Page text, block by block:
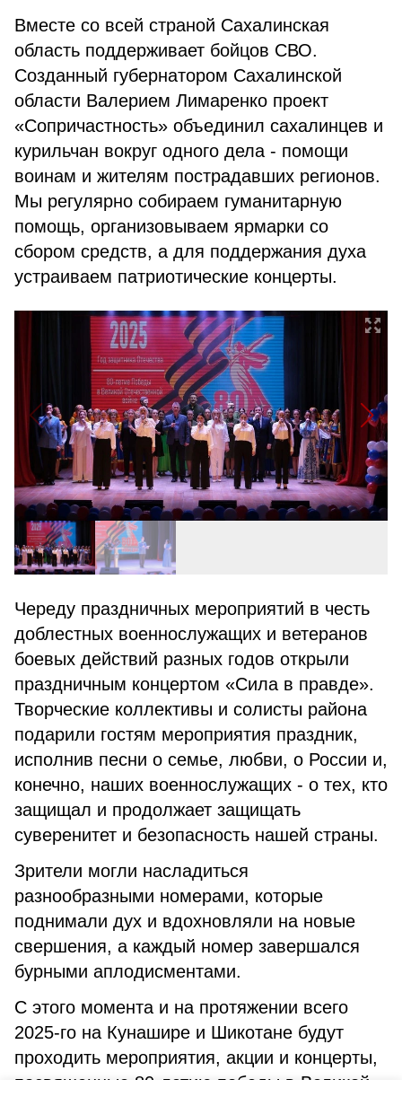
Вместе со всей страной Сахалинская
область поддерживает бойцов СВО.
Созданный губернатором Сахалинской
области Валерием Лимаренко проект
«Сопричастность» объединил сахалинцев и
курильчан вокруг одного дела - помощи
воинам и жителям пострадавших регионов.
Мы регулярно собираем гуманитарную
помощь, организовываем ярмарки со
сбором средств, а для поддержания духа
устраиваем патриотические концерты.
Череду праздничных мероприятий в честь
доблестных военнослужащих и ветеранов
боевых действий разных годов открыли
праздничным концертом «Сила в правде».
Творческие коллективы и солисты района
подарили гостям мероприятия праздник,
исполнив песни о семье, любви, о России и,
конечно, наших военнослужащих - о тех, кто
защищал и продолжает защищать
суверенитет и безопасность нашей страны.
Зрители могли насладиться
разнообразными номерами, которые
поднимали дух и вдохновляли на новые
свершения, а каждый номер завершался
бурными аплодисментами.
С этого момента и на протяжении всего
2025-го на Кунашире и Шикотане будут
проходить мероприятия, акции и концерты,
посвященные 80-летию победы в Великой